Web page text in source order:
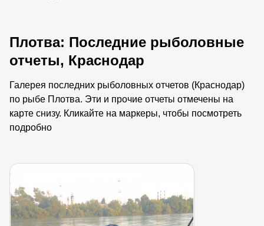
Плотва: Последние рыболовные
отчеты, Краснодар
Галерея последних рыболовных отчетов (Краснодар)
по рыбе Плотва. Эти и прочие отчеты отмечены на
карте снизу. Кликайте на маркеры, чтобы посмотреть
подробно